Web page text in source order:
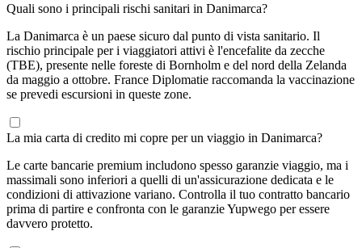
Quali sono i principali rischi sanitari in Danimarca?
La Danimarca è un paese sicuro dal punto di vista sanitario. Il
rischio principale per i viaggiatori attivi è l'encefalite da zecche
(TBE), presente nelle foreste di Bornholm e del nord della Zelanda
da maggio a ottobre. France Diplomatie raccomanda la vaccinazione
se prevedi escursioni in queste zone.
La mia carta di credito mi copre per un viaggio in Danimarca?
Le carte bancarie premium includono spesso garanzie viaggio, ma i
massimali sono inferiori a quelli di un'assicurazione dedicata e le
condizioni di attivazione variano. Controlla il tuo contratto bancario
prima di partire e confronta con le garanzie Yupwego per essere
davvero protetto.